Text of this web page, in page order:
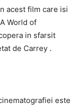
acest film care isi
A World of
in sfarsit
de Carrey .
este